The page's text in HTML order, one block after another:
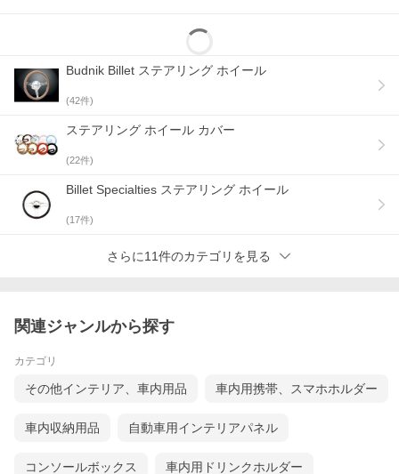
Budnik Billet ステアリング ホイール
(42件)
ステアリング ホイール カバー
(22件)
Billet Specialties ステアリング ホイール
(17件)
さらに11件のカテゴリを見る
関連ジャンルから探す
カテゴリ
その他インテリア、車内用品 車内用携帯、スマホホルダー
車内収納用品 自動車用インテリアパネル
コンソールボックス 車内用ドリンクホルダー